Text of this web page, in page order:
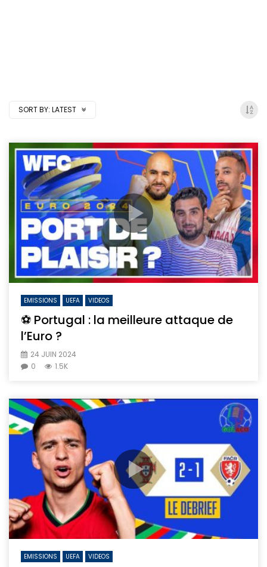
SORT BY: LATEST
EMISSIONS UEFA VIDEOS
⚽ Portugal : la meilleure attaque de
l’Euro ?
24 JUIN 2024
0
1.5K
EMISSIONS UEFA VIDEOS